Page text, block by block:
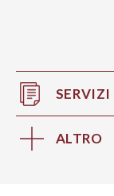
SERVIZI
ALTRO